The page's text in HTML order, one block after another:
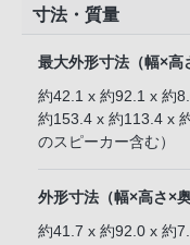
寸法・質量
最大外形寸法（幅×高
約42.1 x 約92.1 x 約
約153.4 x 約113.4 x
のスピーカー含む）
外形寸法（幅×高さ×
約41.7 x 約92.0 x 約